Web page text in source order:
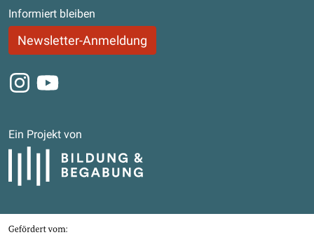
Informiert bleiben
Newsletter-Anmeldung
Instagram
Youtube
Ein Projekt von
Bildung und Begabung
Gefördert von
Bundesministerium für Bildung, Familie, Senioren, Frauen und Jugend